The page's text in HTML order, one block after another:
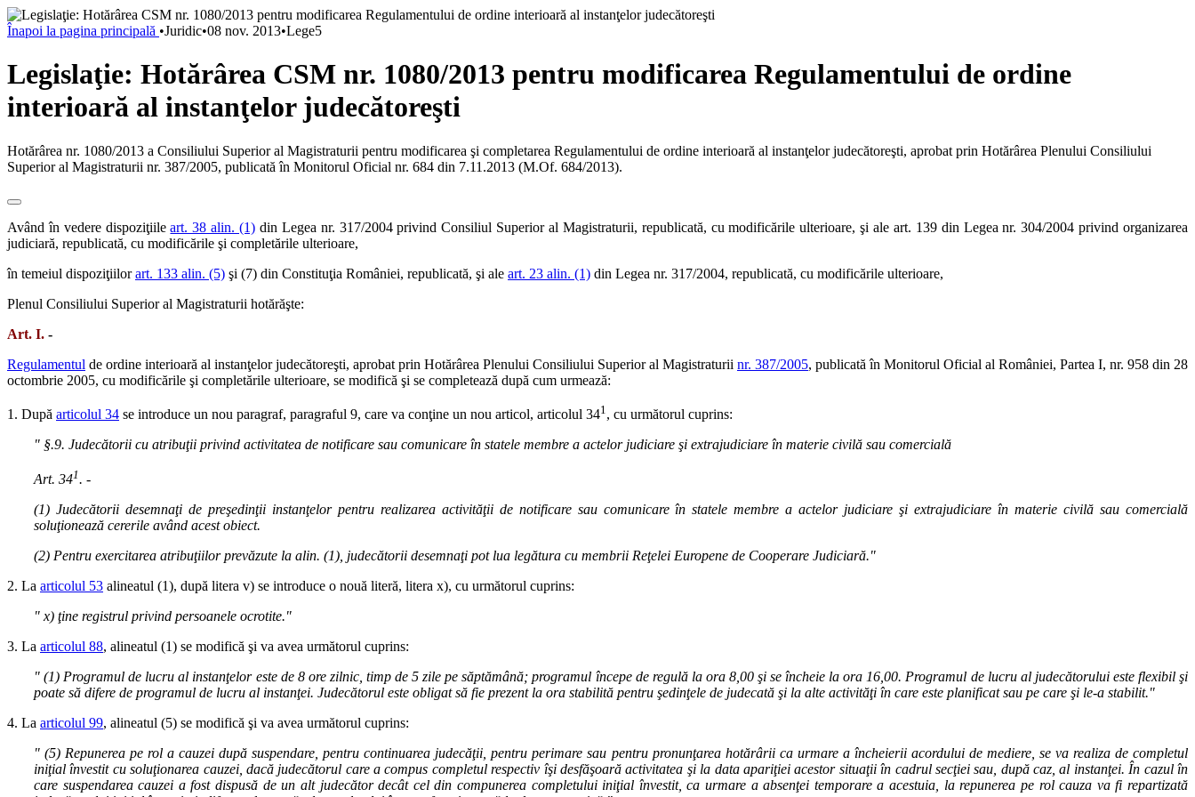
Înapoi la pagina principală •Juridic•08 nov. 2013•Lege5
Legislaţie: Hotărârea CSM nr. 1080/2013 pentru modificarea Regulamentului de ordine
interioară al instanţelor judecătoreşti
Hotărârea nr. 1080/2013 a Consiliului Superior al Magistraturii pentru modificarea şi completarea Regulamentului de ordine interioară al instanţelor judecătoreşti, aprobat prin Hotărârea Plenului Consiliului
Superior al Magistraturii nr. 387/2005, publicată în Monitorul Oficial nr. 684 din 7.11.2013 (M.Of. 684/2013).
Având în vedere dispoziţiileart. 38 alin. (1) din Legea nr. 317/2004 privind Consiliul Superior al Magistraturii, republicată, cu modificările ulterioare, şi ale art. 139 din Legea nr. 304/2004 privind organizarea
judiciară, republicată, cu modificările şi completările ulterioare,
în temeiul dispoziţiilorart. 133 alin. (5) şi (7) din Constituţia României, republicată, şi ale art. 23 alin. (1) din Legea nr. 317/2004, republicată, cu modificările ulterioare,
Plenul Consiliului Superior al Magistraturii hotărăşte:
Art. I. -
Regulamentul de ordine interioară al instanţelor judecătoreşti, aprobat prin Hotărârea Plenului Consiliului Superior al Magistraturii nr. 387/2005, publicată în Monitorul Oficial al României, Partea I, nr. 958 din 28
octombrie 2005, cu modificările şi completările ulterioare, se modifică şi se completează după cum urmează:
1. După articolul 34 se introduce un nou paragraf, paragraful 9, care va conţine un nou articol, articolul 341 , cu următorul cuprins:
" §.9. Judecătorii cu atribuţii privind activitatea de notificare sau comunicare în statele membre a actelor judiciare şi extrajudiciare în materie civilă sau comercială
Art. 341. -
(1) Judecătorii desemnaţi de preşedinţii instanţelor pentru realizarea activităţii de notificare sau comunicare în statele membre a actelor judiciare şi extrajudiciare în materie civilă sau comercială
soluţionează cererile având acest obiect.
(2) Pentru exercitarea atribuţiilor prevăzute la alin. (1), judecătorii desemnaţi pot lua legătura cu membrii Reţelei Europene de Cooperare Judiciară."
2. La articolul 53 alineatul (1), după litera v) se introduce o nouă literă, litera x), cu următorul cuprins:
" x) ţine registrul privind persoanele ocrotite."
3. La articolul 88, alineatul (1) se modifică şi va avea următorul cuprins:
" (1) Programul de lucru al instanţelor este de 8 ore zilnic, timp de 5 zile pe săptămână; programul începe de regulă la ora 8,00 şi se încheie la ora 16,00. Programul de lucru al judecătorului este flexibil şi
poate să difere de programul de lucru al instanţei. Judecătorul este obligat să fie prezent la ora stabilită pentru şedinţele de judecată şi la alte activităţi în care este planificat sau pe care şi le-a stabilit."
4. La articolul 99, alineatul (5) se modifică şi va avea următorul cuprins:
" (5) Repunerea pe rol a cauzei după suspendare, pentru continuarea judecăţii, pentru perimare sau pentru pronunţarea hotărârii ca urmare a încheierii acordului de mediere, se va realiza de completul
iniţial învestit cu soluţionarea cauzei, dacă judecătorul care a compus completul respectiv îşi desfăşoară activitatea şi la data apariţiei acestor situaţii în cadrul secţiei sau, după caz, al instanţei. În cazul în
care suspendarea cauzei a fost dispusă de un alt judecător decât cel din compunerea completului iniţial învestit, ca urmare a absenţei temporare a acestuia, la repunerea pe rol cauza va fi repartizată